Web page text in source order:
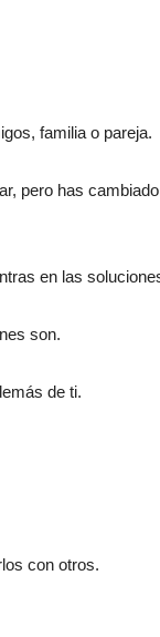
familia o pareja.
pero has
en las
son.
de ti.
con otros.